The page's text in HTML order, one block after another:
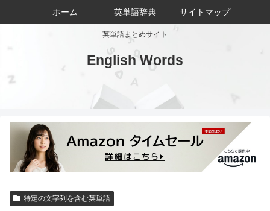
英単語まとめサイト
English Words
ホーム 英単語辞典 サイトマップ
特定の文字列を含む英単語